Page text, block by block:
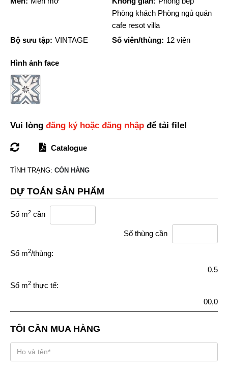
Phòng khách Phòng ngủ quán
cafe resot villa
Bộ sưu tập: VINTAGE Số viên/thùng: 12 viên
Hình ảnh face
Vui lòng đăng ký hoặc đăng nhập để tải file!
Catalogue
TÌNH TRẠNG: CÒN HÀNG
DỰ TOÁN SẢN PHẨM
Số m2 cần
Số thùng cần
Số m2/thùng:
0.5
Số m2 thực tế:
00,0
TÔI CẦN MUA HÀNG